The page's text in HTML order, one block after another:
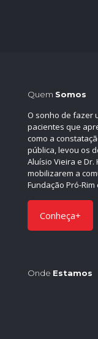
Quem Somos
O sonho de fazer
pacientes que
como a
pública, levou os
Aluísio Vieira e Dr.
mobilizarem a
Fundação Pró-
Conheça+
Onde Estamos